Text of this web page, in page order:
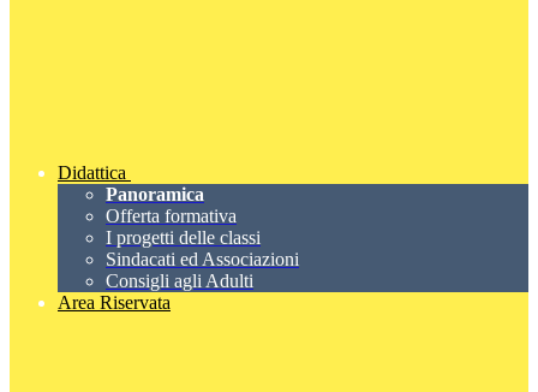
Didattica
Panoramica
Offerta formativa
I progetti delle classi
Sindacati ed Associazioni
Consigli agli Adulti
Area Riservata